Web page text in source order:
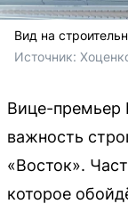
Вид на
Источник:
Вице-премьер
важность
«Восток».
которое